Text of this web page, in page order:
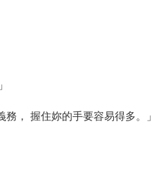
， 握住妳的手要容易得多。」